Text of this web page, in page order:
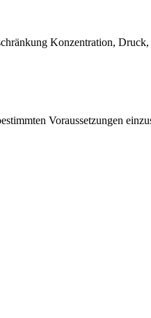
Konzentration,
Voraussetzungen